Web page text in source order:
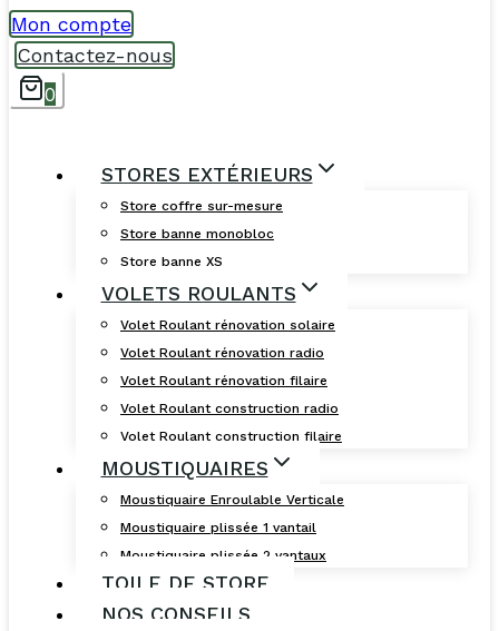
Mon compte
Contactez-nous
0
STORES EXTÉRIEURS
Store coffre sur-mesure
Store banne monobloc
Store banne XS
VOLETS ROULANTS
Volet Roulant rénovation solaire
Volet Roulant rénovation radio
Volet Roulant rénovation filaire
Volet Roulant construction radio
Volet Roulant construction filaire
MOUSTIQUAIRES
Moustiquaire Enroulable Verticale
Moustiquaire plissée 1 vantail
Moustiquaire plissée 2 vantaux
TOILE DE STORE
NOS CONSEILS